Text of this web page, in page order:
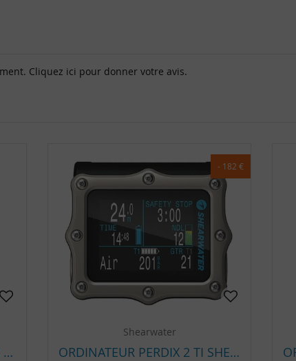
Cliquez ici pour donner votre avis.
PROTECTION D’ÉCRAN POUR ORDINATEUR SHEARWATER TERIC
- 182 €
Shearwater
ORDINATEUR PERDIX 2 TI SHEARWATER